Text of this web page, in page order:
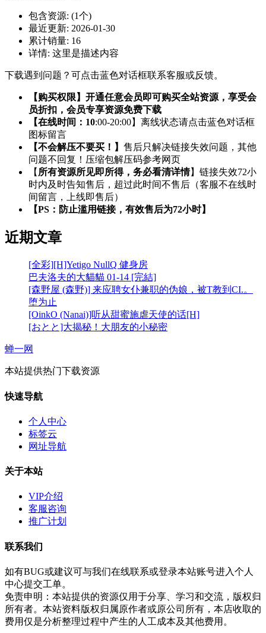
包含资源: (1个)
最近更新: 2026-01-30
累计销量: 16
详情: 这里是描述内容
下载遇到问题？可点击蓝色对话框联系客服或反馈。
【购买权限】开通任意会员即可购买全站资源，享受会
员折扣，会员专享资源免费下载
【在线时间：10:00-20:00】离线状态请点击蓝色对话框
图标留言
【不会解压不要买！】 售后只解决链接失效问题，其他
问题不回复！压缩包解压码参考网页
【 所有资源所见即所得，务必看清详情】链接失效72小
时内及时告知售后，超过此时间不售后（客服不在线时
间留言，上线即售后）
【PS：防止滥用链接，有效售后为72小时】
近期文章
[全彩][H]Yetigo NullQ 健身房
巴夫洛夫的大貓貓 01-14 [完結]
[森野屋 (森野)] 来应聘女仆兼职的伪娘，被T教到CI.。
堕为止
[OinkO (Nanai)]听从甜蜜施虐天使的话[H]
[おとと]大揭秘！大朋友的小秘密
蝉一网
本站提供热门下载资源
快速导航
个人中心
标签云
网址导航
关于本站
VIP介绍
客服咨询
推广计划
联系我们
如有BUG或建议可与我们在线联系或登录本站账号进入个人
中心提交工单。
免责申明：本站提供的资源仅用于分享、学习和交流，版权归
所有者。本站资料版权归属原作者或原公司所有，本店收取的
费用仅是分析整理过程中产生的人工成本及其他费用。